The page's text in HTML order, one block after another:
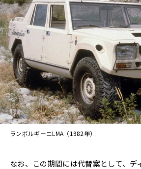
ランボルギーニLMA（1982年）
なお、この期間には代替案として、デ